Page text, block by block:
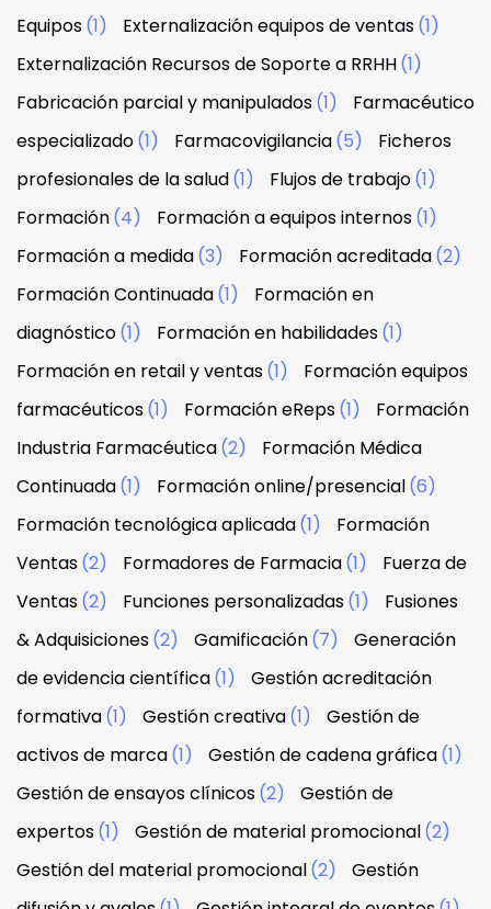
Equipos(1) Externalización equipos de ventas(1)
Externalización Recursos de Soporte a RRHH(1)
Fabricación parcial y manipulados(1)
Farmacéutico
especializado(1) Farmacovigilancia(5)
Ficheros
profesionales de la salud(1) Flujos de trabajo(1)
Formación(4) Formación a equipos internos(1)
Formación a medida(3) Formación acreditada(2)
Formación Continuada(1)
Formación en
diagnóstico(1) Formación en habilidades(1)
Formación en retail y ventas(1)
Formación equipos
farmacéuticos(1) Formación eReps(1)
Formación
Industria Farmacéutica(2)
Formación Médica
Continuada(1) Formación online/presencial(6)
Formación tecnológica aplicada(1)
Formación
Ventas(2) Formadores de Farmacia(1)
Fuerza de
Ventas(2) Funciones personalizadas(1)
Fusiones
& Adquisiciones(2) Gamificación(7)
Generación
de evidencia científica(1)
Gestión acreditación
formativa(1) Gestión creativa(1)
Gestión de
activos de marca(1) Gestión de cadena gráfica(1)
Gestión de ensayos clínicos(2)
Gestión de
expertos(1) Gestión de material promocional(2)
Gestión del material promocional(2)
Gestión